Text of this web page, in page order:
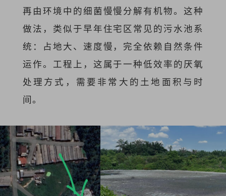
再由环境中的细菌慢慢分解有机物。这种
做法，类似于早年住宅区常见的污水池系
统：占地大、速度慢，完全依赖自然条件
运作。工程上，这属于一种低效率的厌氧
处理方式， 需要非常大的土地面积与时
间。